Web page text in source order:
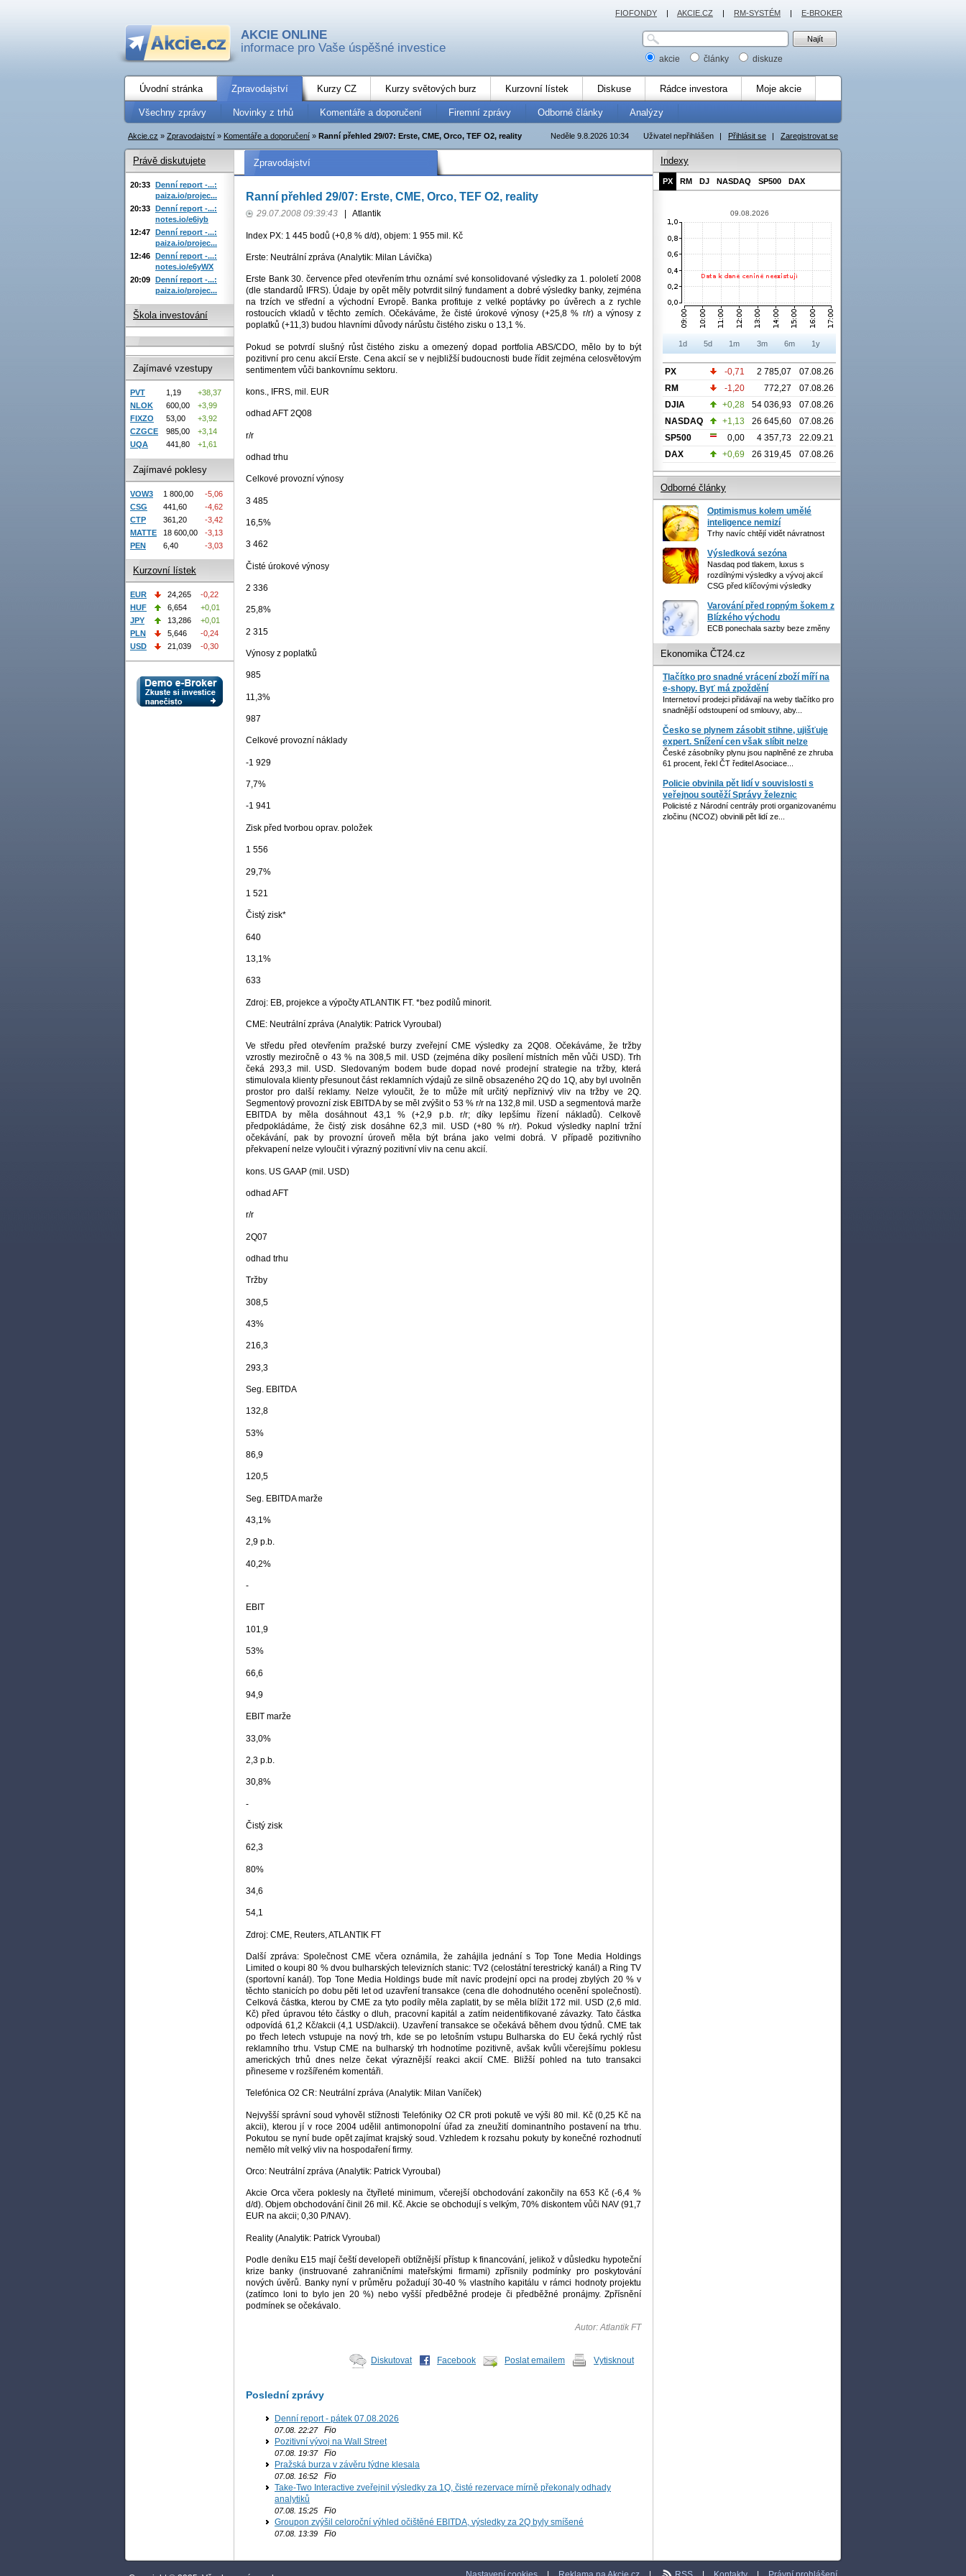
AKCIE ONLINE
informace pro Vaše úspěšné investice
akcie články diskuze
Úvodní stránka Zpravodajství Kurzy CZ Kurzy světových burz Kurzovní lístek Diskuse Rádce investora Moje akcie
Všechny zprávy Novinky z trhů Komentáře a doporučení Firemní zprávy Odborné články Analýzy
Uživatel nepřihlášen | Přihlásit se | Zaregistrovat se
Neděle 9.8.2026 10:34
Akcie.cz » Zpravodajství » Komentáře a doporučení » Ranní přehled 29/07: Erste, CME, Orco, TEF O2, reality
Zpravodajství
Ranní přehled 29/07: Erste, CME, Orco, TEF O2, reality
29.07.2008 09:39:43 Atlantik
Index PX: 1 445 bodů (+0,8 % d/d), objem: 1 955 mil. Kč
Erste: Neutrální zpráva (Analytik: Milan Lávička)
Erste Bank 30. července před otevřením trhu oznámí své konsolidované výsledky za 1. pololetí 2008
(dle standardů IFRS). Údaje by opět měly potvrdit silný fundament a dobré výsledky banky, zejména
na trzích ve střední a východní Evropě. Banka profituje z velké poptávky po úvěrech a z rychle
rostoucích vkladů v těchto zemích. Očekáváme, že čisté úrokové výnosy (+25,8 % r/r) a výnosy z
poplatků (+11,3) budou hlavními důvody nárůstu čistého zisku o 13,1 %.
Pokud se potvrdí slušný růst čistého zisku a omezený dopad portfolia ABS/CDO, mělo by to být
pozitivní pro cenu akcií Erste. Cena akcií se v nejbližší budoucnosti bude řídit zejména celosvětovým
sentimentem vůči bankovnímu sektoru.
kons., IFRS, mil. EUR
odhad AFT 2Q08
r/r
odhad trhu
Celkové provozní výnosy
3 485
16,5%
3 462
Čisté úrokové výnosy
2 336
25,8%
2 315
Výnosy z poplatků
985
11,3%
987
Celkové provozní náklady
-1 929
7,7%
-1 941
Zisk před tvorbou oprav. položek
1 556
29,7%
1 521
Čistý zisk*
640
13,1%
633
Zdroj: EB, projekce a výpočty ATLANTIK FT. *bez podílů minorit.
CME: Neutrální zpráva (Analytik: Patrick Vyroubal)
Ve středu před otevřením pražské burzy zveřejní CME výsledky za 2Q08. Očekáváme, že tržby
vzrostly meziročně o 43 % na 308,5 mil. USD (zejména díky posílení místních měn vůči USD). Trh
čeká 293,3 mil. USD. Sledovaným bodem bude dopad nové prodejní strategie na tržby, která
stimulovala klienty přesunout část reklamních výdajů ze silně obsazeného 2Q do 1Q, aby byl uvolněn
prostor pro další reklamy. Nelze vyloučit, že to může mít určitý nepříznivý vliv na tržby ve 2Q.
Segmentový provozní zisk EBITDA by se měl zvýšit o 53 % r/r na 132,8 mil. USD a segmentová marže
EBITDA by měla dosáhnout 43,1 % (+2,9 p.b. r/r; díky lepšímu řízení nákladů). Celkově
předpokládáme, že čistý zisk dosáhne 62,3 mil. USD (+80 % r/r). Pokud výsledky naplní tržní
očekávání, pak by provozní úroveň měla být brána jako velmi dobrá. V případě pozitivního
překvapení nelze vyloučit i výrazný pozitivní vliv na cenu akcií.
kons. US GAAP (mil. USD)
odhad AFT
r/r
2Q07
odhad trhu
Tržby
308,5
43%
216,3
293,3
Seg. EBITDA
132,8
53%
86,9
120,5
Seg. EBITDA marže
43,1%
2,9 p.b.
40,2%
-
EBIT
101,9
53%
66,6
94,9
EBIT marže
33,0%
2,3 p.b.
30,8%
-
Čistý zisk
62,3
80%
34,6
54,1
Zdroj: CME, Reuters, ATLANTIK FT
Další zpráva: Společnost CME včera oznámila, že zahájila jednání s Top Tone Media Holdings
Limited o koupi 80 % dvou bulharských televizních stanic: TV2 (celostátní terestrický kanál) a Ring TV
(sportovní kanál). Top Tone Media Holdings bude mít navíc prodejní opci na prodej zbylých 20 % v
těchto stanicích po dobu pěti let od uzavření transakce (cena dle dohodnutého ocenění společností).
Celková částka, kterou by CME za tyto podíly měla zaplatit, by se měla blížit 172 mil. USD (2,6 mld.
Kč) před úpravou této částky o dluh, pracovní kapitál a zatím neidentifikované závazky. Tato částka
odpovídá 61,2 Kč/akcii (4,1 USD/akcii). Uzavření transakce se očekává během dvou týdnů. CME tak
po třech letech vstupuje na nový trh, kde se po letošním vstupu Bulharska do EU čeká rychlý růst
reklamního trhu. Vstup CME na bulharský trh hodnotíme pozitivně, avšak kvůli včerejšímu poklesu
amerických trhů dnes nelze čekat výraznější reakci akcií CME. Bližší pohled na tuto transakci
přineseme v rozšířeném komentáři.
Telefónica O2 CR: Neutrální zpráva (Analytik: Milan Vaníček)
Nejvyšší správní soud vyhověl stížnosti Telefóniky O2 CR proti pokutě ve výši 80 mil. Kč (0,25 Kč na
akcii), kterou jí v roce 2004 udělil antimonopolní úřad za zneužití dominantního postavení na trhu.
Pokutou se nyní bude opět zajímat krajský soud. Vzhledem k rozsahu pokuty by konečné rozhodnutí
nemělo mít velký vliv na hospodaření firmy.
Orco: Neutrální zpráva (Analytik: Patrick Vyroubal)
Akcie Orca včera poklesly na čtyřleté minimum, včerejší obchodování zakončily na 653 Kč (-6,4 %
d/d). Objem obchodování činil 26 mil. Kč. Akcie se obchodují s velkým, 70% diskontem vůči NAV (91,7
EUR na akcii; 0,30 P/NAV).
Reality (Analytik: Patrick Vyroubal)
Podle deníku E15 mají čeští developeři obtížnější přístup k financování, jelikož v důsledku hypoteční
krize banky (instruované zahraničními mateřskými firmami) zpřísnily podmínky pro poskytování
nových úvěrů. Banky nyní v průměru požadují 30-40 % vlastního kapitálu v rámci hodnoty projektu
(zatímco loni to bylo jen 20 %) nebo vyšší předběžné prodeje či předběžné pronájmy. Zpřísnění
podmínek se očekávalo.
Autor: Atlantik FT
Diskutovat Facebook Poslat emailem Vytisknout
Poslední zprávy
Denní report - pátek 07.08.2026
07.08. 22:27Fio
Pozitivní vývoj na Wall Street
07.08. 19:37Fio
Pražská burza v závěru týdne klesala
07.08. 16:52 Fio
Take-Two Interactive zveřejnil výsledky za 1Q, čisté rezervace mírně překonaly odhady
analytiků
07.08. 15:25 Fio
Groupon zvýšil celoroční výhled očištěné EBITDA, výsledky za 2Q byly smíšené
07.08. 13:39 Fio
Právě diskutujete
20:33 Denní report -...:
paiza.io/projec...
20:33 Denní report -...:
notes.io/e6iyb
12:47 Denní report -...:
paiza.io/projec...
12:46 Denní report -...:
notes.io/e6yWX
20:09 Denní report -...:
paiza.io/projec...
Škola investování
Zajímavé vzestupy
PVT 1,19
+38,37
NLOK
600,00
+3,99
FIXZO
53,00
+3,92
CZGCE
985,00
+3,14
UQA
441,80 +1,61
Zajímavé poklesy
VOW3 1 800,00
-5,06
CSG
441,60
-4,62
CTP
361,20
-3,42
MATTE
18 600,00
-3,13
PEN
6,40 -3,03
Kurzovní lístek
EUR 24,265
-0,22
HUF
6,654
+0,01
JPY
13,286
+0,01
PLN
5,646
-0,24
USD
21,039 -0,30
Indexy
PX RM DJ NASDAQ SP500 DAX
09.08.2026
1d 5d 1m 3m 6m 1y
PX -0,71 2 785,07
07.08.26
RM
-1,20 772,27
07.08.26
DJIA
+0,28 54 036,93
07.08.26
NASDAQ
+1,13 26 645,60
07.08.26
SP500
0,00 4 357,73
22.09.21
DAX
+0,69 26 319,45 07.08.26
Odborné články
Optimismus kolem umělé
inteligence nemizí
Trhy navíc chtějí vidět návratnost
Výsledková sezóna
Nasdaq pod tlakem, luxus s
rozdílnými výsledky a vývoj akcií
CSG před klíčovými výsledky
Varování před ropným šokem z
Blízkého východu
ECB ponechala sazby beze změny
Ekonomika ČT24.cz
Tlačítko pro snadné vrácení zboží míří na
e-shopy. Byť má zpoždění
Internetoví prodejci přidávají na weby tlačítko pro
snadnější odstoupení od smlouvy, aby...
Česko se plynem zásobit stihne, ujišťuje
expert. Snížení cen však slíbit nelze
České zásobníky plynu jsou naplněné ze zhruba
61 procent, řekl ČT ředitel Asociace...
Policie obvinila pět lidí v souvislosti s
veřejnou soutěží Správy železnic
Policisté z Národní centrály proti organizovanému
zločinu (NCOZ) obvinili pět lidí ze...
FIOFONDY | AKCIE.CZ | RM-SYSTÉM | E-BROKER